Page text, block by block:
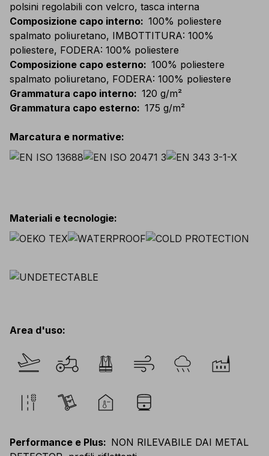
polsini regolabili con velcro, tasca interna
Composizione capo interno: 100% poliestere
spalmato poliuretano, IMBOTTITURA: 100%
poliestere, FODERA: 100% poliestere
Composizione capo esterno: 100% poliestere
spalmato poliuretano, FODERA: 100% poliestere
Grammatura capo interno: 120 g/m²
Grammatura capo esterno: 175 g/m²
Marcatura e normative:
Materiali e tecnologie:
Area d'uso:
Performance e Plus: NON RILEVABILE DAI METAL